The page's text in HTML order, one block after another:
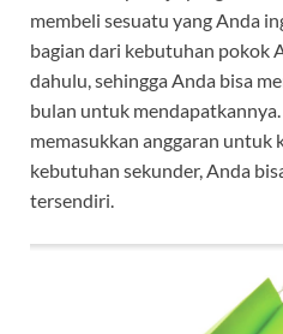
membeli sesuatu yang Anda
bagian dari kebutuhan pokok
dahulu, sehingga Anda bisa
bulan untuk
memasukkan anggaran untuk
kebutuhan sekunder, Anda
tersendiri.